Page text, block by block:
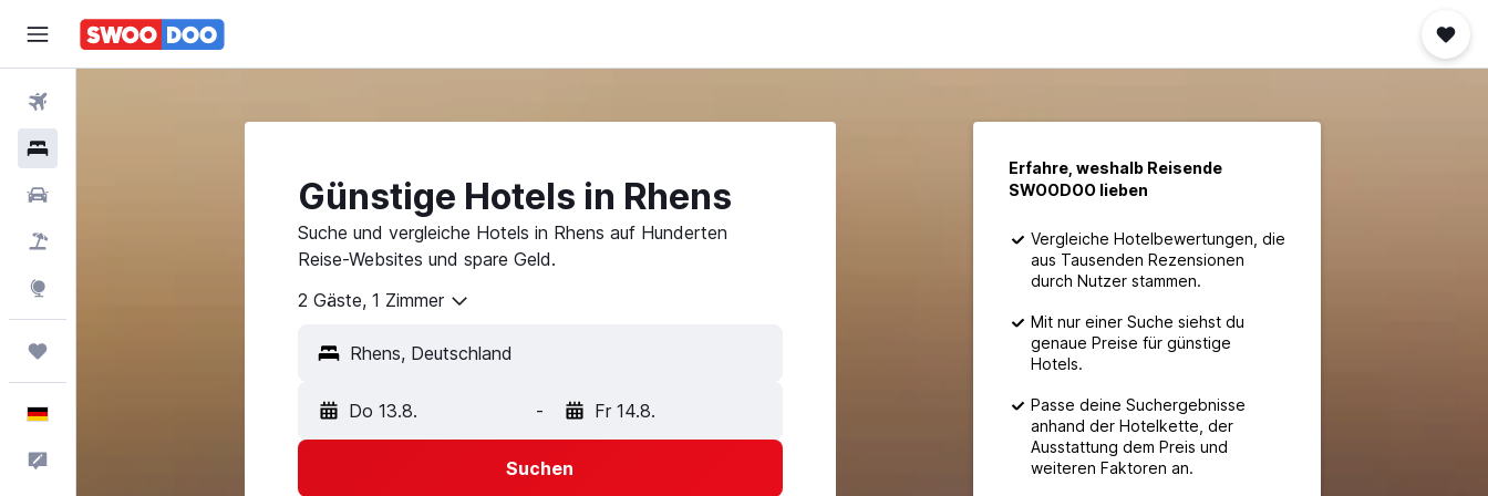
Günstige Hotels in Rhens
Suche und vergleiche Hotels in Rhens auf Hunderten
Reise-Websites und spare Geld.
2 Gäste, 1 Zimmer
Do 13.8. - Fr 14.8.
Suchen
Erfahre, weshalb Reisende
SWOODOO lieben
Vergleiche Hotelbewertungen, die
aus Tausenden Rezensionen
durch Nutzer stammen.
Mit nur einer Suche siehst du
genaue Preise für günstige
Hotels.
Passe deine Suchergebnisse
anhand der Hotelkette, der
Ausstattung dem Preis und
weiteren Faktoren an.